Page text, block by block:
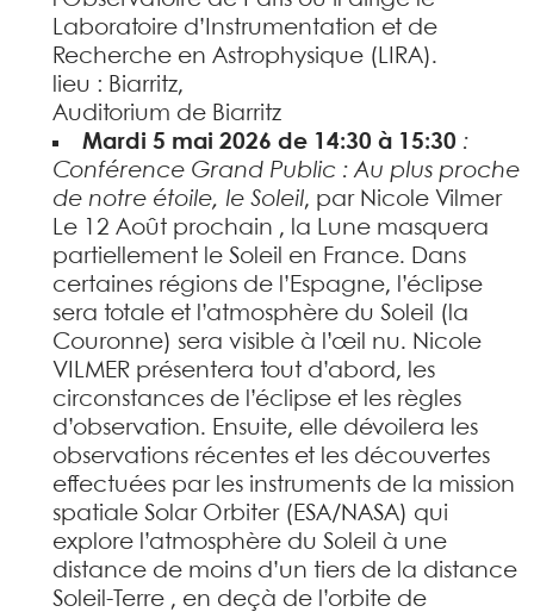
Laboratoire d’Instrumentation et de
Recherche en Astrophysique (LIRA).
lieu : Biarritz,
Auditorium de Biarritz
Mardi 5 mai 2026 de 14:30 à 15:30 :
Conférence Grand Public : Au plus proche
de notre étoile, le Soleil, par Nicole Vilmer
Le 12 Août prochain , la Lune masquera
partiellement le Soleil en France. Dans
certaines régions de l’Espagne, l’éclipse
sera totale et l’atmosphère du Soleil (la
Couronne) sera visible à l’œil nu. Nicole
VILMER présentera tout d’abord, les
circonstances de l’éclipse et les règles
d’observation. Ensuite, elle dévoilera les
observations récentes et les découvertes
effectuées par les instruments de la mission
spatiale Solar Orbiter (ESA/NASA) qui
explore l’atmosphère du Soleil à une
distance de moins d’un tiers de la distance
Soleil-Terre , en deçà de l’orbite de